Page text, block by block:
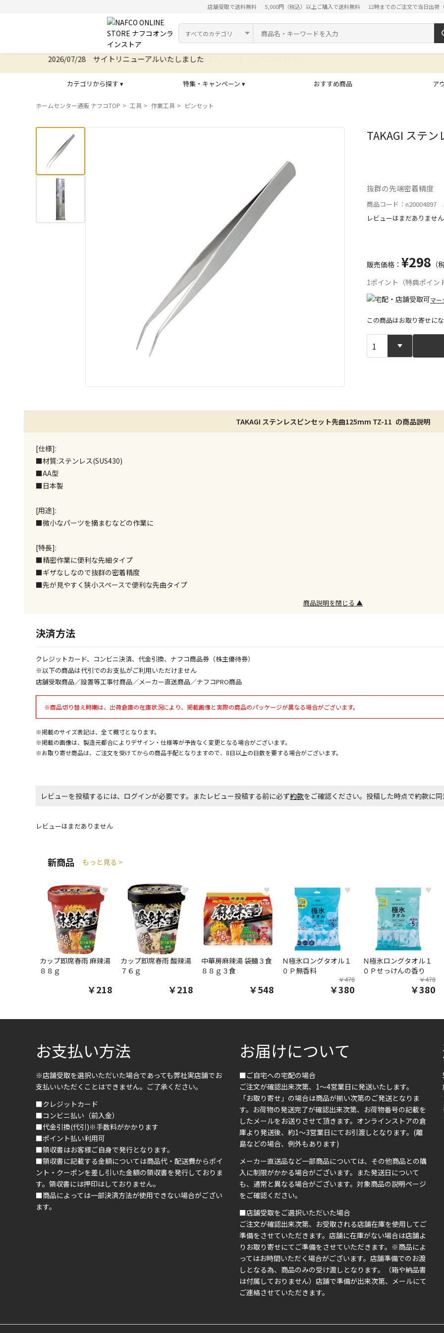
店舗受取で送料無料 5,000円（税込）以上ご購入で送料無料 12時までのご注文で当日出荷（
カテゴリ
検索キーワード
2026/07/28 サイトリニューアルいたしました
カテゴリから探す ▾ 特集・キャンペーン ▾ おすすめ商品 ア
ホームセンター通販 ナフコTOP 工具 作業工具 ピンセット
TAKAGI ステ
抜群の先端密着精度
商品コード：n20004897
レビューはまだありません
販売価格： ¥298 （
1ポイント（特典ポイン
マー
宅配や店舗
特定の店舗
ん）
※同時購入の
この商品はお取り寄せにな
TAKAGI ステンレスピンセット先曲125mm TZ-11 の商品説明
[仕様]:
■材質:ステンレス(SUS430)
■AA型
■日本製
[用途]:
■微小なパーツを摘まむなどの作業に
[特長]:
■精密作業に便利な先細タイプ
■ギザなしなので抜群の密着精度
■先が見やすく狭小スペースで便利な先曲タイプ
商品説明を閉じる ▲
決済方法
クレジットカード、コンビニ決済、代金引換、ナフコ商品券（株主優待券）
※以下の商品は代引でのお支払がご利用いただけません
店舗受取商品／設置等工事付商品／メーカー直送商品／ナフコPRO商品
※商品切り替え時期は、出荷倉庫の在庫状況により、掲載画像と実際の商品のパッケージが異なる場合がございます。
※掲載のサイズ表記は、全て概寸となります。
※掲載の画像は、製造元都合によりデザイン・仕様等が予告なく変更となる場合がございます。
※お取り寄せ商品は、ご注文を受けてからの商品手配となりますので、8日以上の日数を要する場合がございます。
レビューを投稿するには、ログインが必要です。またレビュー投稿する前に必ず約款をご確認ください。投稿した時点で約款
レビューはまだありません
新商品 もっと見る >
♥
カップ即席春雨 麻辣湯
８８ｇ
￥218
♥
カップ即席春雨 酸辣湯
７６ｇ
￥218
♥
中華房麻辣湯 袋麺３食
８８ｇ３食
￥548
♥
Ｎ極氷ロングタオル１
０Ｐ無香料
￥478
￥380
♥
Ｎ極氷ロングタオル１
０Ｐせっけんの香り
￥478
￥380
お支払い方法
※店舗受取を選択いただいた場合であっても弊社実店舗でお
支払いいただくことはできません。ご了承ください。
■クレジットカード
■コンビニ払い（前入金）
■代金引換(代引)※手数料がかかります
■ポイント払い利用可
■領収書はお客様ご自身で発行となります。
■領収書に記載する金額については商品代・配送費からポイ
ント・クーポンを差し引いた金額の領収書を発行しておりま
す。領収書には押印はしておりません。
■商品によっては一部決済方法が使用できない場合がござい
ます。
お届けについて
■ご自宅への宅配の場合
ご注文が確認出来次第、1～4営業日に発送いたします。
「お取り寄せ」の場合は商品が揃い次第のご発送となりま
す。お荷物の発送完了が確認出来次第、お荷物番号の記載を
したメールをお送りさせて頂きます。オンラインストアの倉
庫より発送後、約1～3営業日にてお引渡しとなります。(離
島などの場合、例外もあります)
メーカー直送品など一部商品については、その他商品との購
入に制限がかかる場合がございます。また発送日について
も、通常と異なる場合がございます。対象商品の説明ページ
をご確認ください。
■店舗受取をご選択いただいた場合
ご注文が確認出来次第、お受取される店舗在庫を使用してご
準備をさせていただきます。店舗に在庫がない場合は店舗よ
りお取り寄せにてご準備をさせていただきます。※商品によ
ってはお時間いただく場合がございます。店舗準備でのお渡
しとなる為、商品のみの受け渡しとなります。（箱や納品書
は付属しておりません）店舗で準備が出来次第、メールにて
ご連絡させていただきます。